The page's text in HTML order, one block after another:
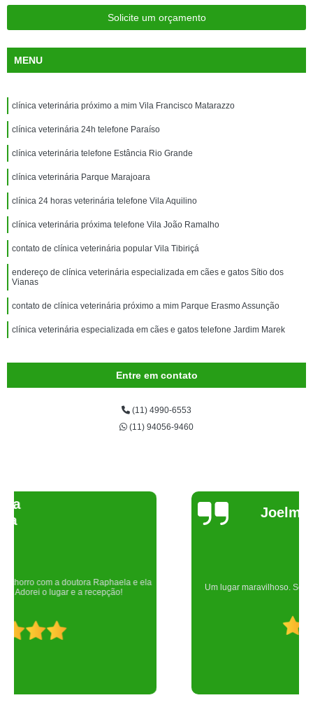
Solicite um orçamento
MENU
clínica veterinária próximo a mim Vila Francisco Matarazzo
clínica veterinária 24h telefone Paraíso
clínica veterinária telefone Estância Rio Grande
clínica veterinária Parque Marajoara
clínica 24 horas veterinária telefone Vila Aquilino
clínica veterinária próxima telefone Vila João Ramalho
contato de clínica veterinária popular Vila Tibiriçá
endereço de clínica veterinária especializada em cães e gatos Sítio dos
Vianas
contato de clínica veterinária próximo a mim Parque Erasmo Assunção
clínica veterinária especializada em cães e gatos telefone Jardim Marek
Entre em contato
(11) 4990-6553
(11) 94056-9460
Um lugar maravilhoso. Sempre serei grata pelo que fizeram por nós!